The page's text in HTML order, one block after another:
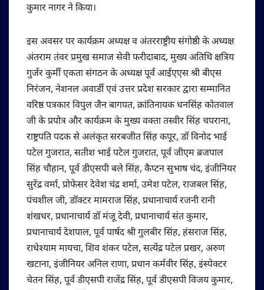
कुमार नागर ने किया।
इस अवसर पर कार्यक्रम अध्यक्ष व अंतरराष्ट्रीय संगोष्ठी के अध्यक्ष
अंतराम तंवर प्रमुख समाज सेवी फरीदाबाद, मुख्य अतिथि क्षत्रिय
गुर्जर कुर्मी एकता संगठन के अध्यक्ष पूर्व आईएएस श्री बीएस
निरंजन, नेशनल अवार्डी एवं उत्तर प्रदेश सरकार द्वारा सम्मानित
वरिष्ठ पत्रकार विपुल जैन बागपत, क्रांतिनायक धनसिंह कोतवाल
जी के प्रपोत्र और कार्यक्रम के मुख्य वक्ता तस्वीर सिंह चपराना,
राष्ट्रपति पदक से अलंकृत सरबजीत सिंह कपूर, डॉ विनोद भाई
पटेल गुजरात, सतीश भाई पटेल गुजरात, पूर्व जीएम ब्रजपाल
सिंह चौहान, पूर्व डीएसपी बले सिंह, कैप्टन सुभाष चंद, इंजीनियर
सुरेंद्र वर्मा, प्रोफेसर देवेश चंद्र शर्मा, उमेश पटेल, राजबल सिंह,
पंचशील जी, डॉक्टर मामराज सिंह, प्रधानाचार्य रजनी रानी
शंखधर, प्रधानाचार्य डॉ मंजू देवी, प्रधानाचार्य संत कुमार,
प्रधानाचार्य देशपाल, पूर्व पार्षद श्री गुलबीर सिंह, हंसराज सिंह,
राधेश्याम मायचा, शिव शंकर पटेल, सत्येंद्र पटेल प्रखर, अरुण
खटाना, इंजीनियर अनिल राणा, प्रधान कर्मवीर सिंह, इंस्पेक्टर
चेतन सिंह, पूर्व डीएसपी राजेंद्र सिंह, पूर्व डीएसपी विजय कुमार,